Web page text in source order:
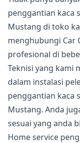
penggantian kaca
Mustang di toko
menghubungi Car
profesional di
Teknisi yang kami
dalam instalasi
penggantian kaca
Mustang. Anda
sesuai yang anda
Home service